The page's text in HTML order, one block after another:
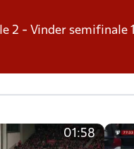
2 - Vinder semifinale
01:58